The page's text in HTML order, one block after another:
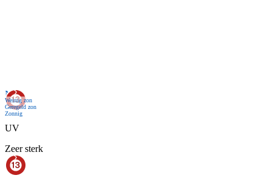
Nu
Weinig zon
Geregeld zon
Zonnig
UV
Zeer sterk